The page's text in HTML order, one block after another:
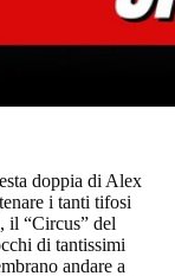
doppia di Alex
i tanti tifosi
il “Circus” del
di tantissimi
andare a